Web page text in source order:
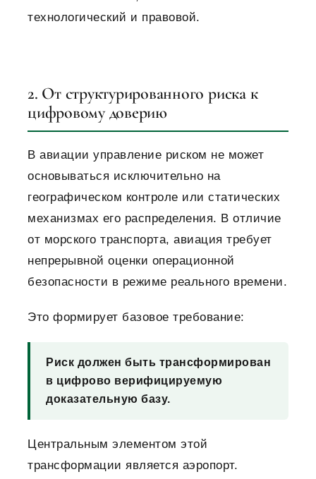
технологический и правовой.
2. От структурированного риска к
цифровому доверию
В авиации управление риском не может
основываться исключительно на
географическом контроле или статических
механизмах его распределения. В отличие
от морского транспорта, авиация требует
непрерывной оценки операционной
безопасности в режиме реального времени.
Это формирует базовое требование:
Риск должен быть трансформирован
в цифрово верифицируемую
доказательную базу.
Центральным элементом этой
трансформации является аэропорт.